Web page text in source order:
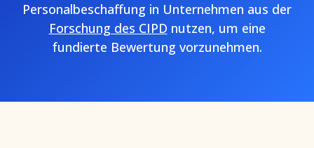
Personalbeschaffung in Unternehmen aus der
Forschung des CIPD nutzen, um eine
fundierte Bewertung vorzunehmen.